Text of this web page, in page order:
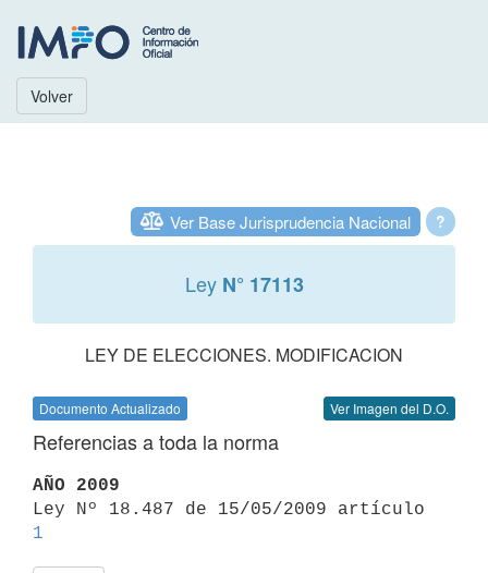
Volver
?
Ver Base Jurisprudencia Nacional
Ley N° 17113
LEY DE ELECCIONES. MODIFICACION
Documento Actualizado Ver Imagen del D.O.
Referencias a toda la norma
AÑO 2009
1